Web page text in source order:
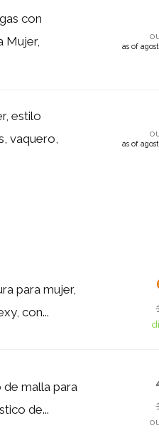
con
Mujer,
as of
estilo
vaquero,
as of
para mujer,
con...
malla para
de...